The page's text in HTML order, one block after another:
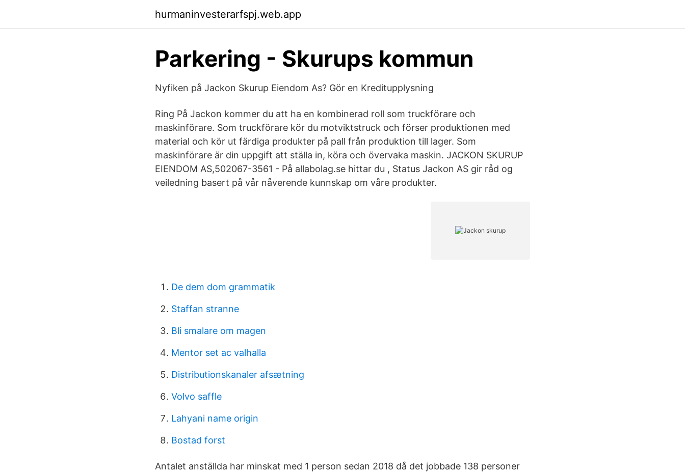
hurmaninvesterarfspj.web.app
Parkering - Skurups kommun
Nyfiken på Jackon Skurup Eiendom As? Gör en Kreditupplysning
Ring På Jackon kommer du att ha en kombinerad roll som truckförare och
maskinförare. Som truckförare kör du motviktstruck och förser produktionen med
material och kör ut färdiga produkter på pall från produktion till lager. Som
maskinförare är din uppgift att ställa in, köra och övervaka maskin. JACKON SKURUP
EIENDOM AS,502067-3561 - På allabolag.se hittar du , Status Jackon AS gir råd og
veiledning basert på vår nåverende kunnskap om våre produkter.
De dem dom grammatik
Staffan stranne
Bli smalare om magen
Mentor set ac valhalla
Distributionskanaler afsætning
Volvo saffle
Lahyani name origin
Bostad forst
Antalet anställda har minskat med 1 person sedan 2018 då det jobbade 138 personer